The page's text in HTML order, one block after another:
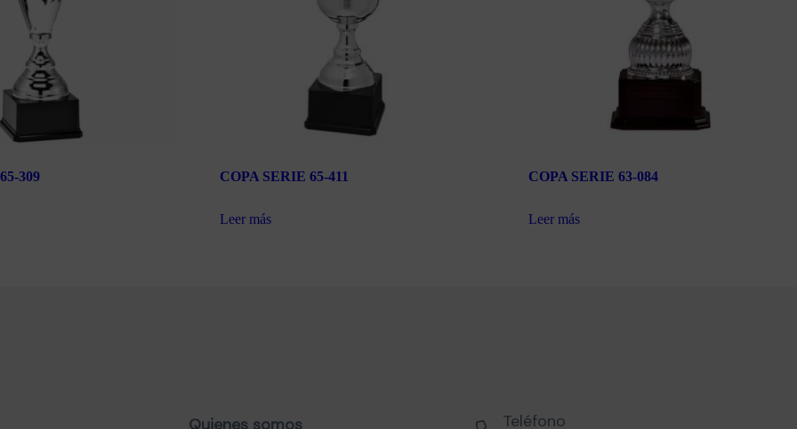
309 COPA SERIE 65-411
Leer más
COPA SERIE 63-084
Leer más
Quienes somos
Teléfono